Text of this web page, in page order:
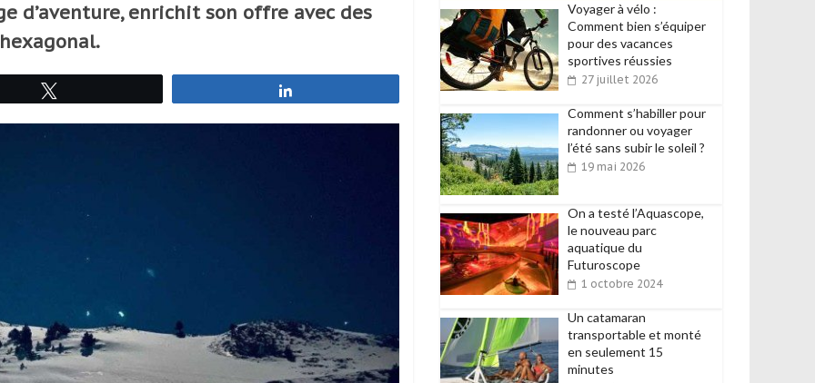
d’aventure, enrichit son offre avec des
Voyager à vélo :
Comment bien s’équiper
pour des vacances
sportives réussies
27 juillet 2026
Comment s’habiller pour
randonner ou voyager
l’été sans subir le soleil ?
19 mai 2026
On a testé l’Aquascope,
le nouveau parc
aquatique du
Futuroscope
1 octobre 2024
Un catamaran
transportable et monté
en seulement 15
minutes